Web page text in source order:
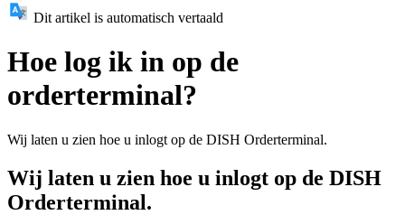
Dit artikel is automatisch vertaald
Hoe log ik in op de
orderterminal?
Wij laten u zien hoe u inlogt op de DISH Orderterminal.
Wij laten u zien hoe u inlogt op de DISH
Orderterminal.